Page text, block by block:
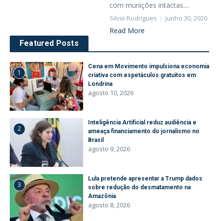
com munições intactas....
Silvio Rodrigues junho 30, 2026
Read More
Featured Posts
1
Cena em Movimento impulsiona economia
criativa com espetáculos gratuitos em
Londrina
agosto 10, 2026
2
Inteligência Artificial reduz audiência e
ameaça financiamento do jornalismo no
Brasil
agosto 9, 2026
3
Lula pretende apresentar a Trump dados
sobre redução do desmatamento na
Amazônia
agosto 8, 2026